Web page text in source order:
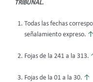
TRIBUNAL.
Todas las fechas
señalamiento expreso. ↑
Fojas de la 241 a la 313.
Fojas de la 01 a la 30. ↑